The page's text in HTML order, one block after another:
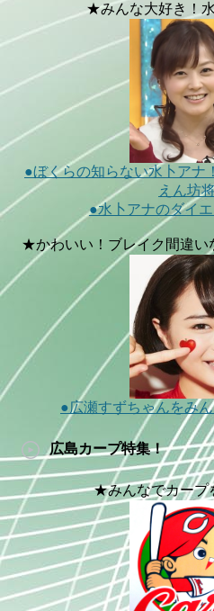
★みんな大好き！
●ぼくらの知らない水卜アナ
えん坊
●水卜アナのダイエ
★かわいい！ブレイク間違い
●広瀬すずちゃんをみ
広島カープ特集！
★みんなでカープ